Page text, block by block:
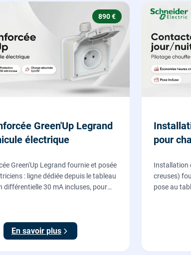
890 €
Green'Up Legrand
électrique
Green'Up Legrand fournie et posée
: ligne dédiée depuis le tableau
différentielle 30 mA incluses, pour
En savoir plus
pour
Installation
creuses)
pose au